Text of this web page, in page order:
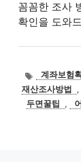
꼼꼼한 조사
확인을 도와
태
그
계좌보험
재산조사방법
,
두면꿀팁
,